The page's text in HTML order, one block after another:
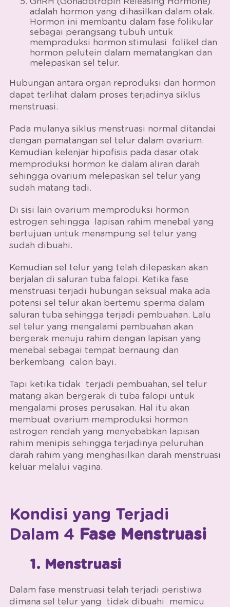
adalah hormon yang dihasilkan dalam otak.
Hormon ini membantu dalam fase folikular
sebagai perangsang tubuh untuk
memproduksi hormon stimulasi folikel dan
hormon pelutein dalam mematangkan dan
melepaskan sel telur.
Hubungan antara organ reproduksi dan hormon
dapat terlihat dalam proses terjadinya siklus
menstruasi .
Pada mulanya siklus menstruasi normal ditandai
dengan pematangan sel telur dalam ovarium.
Kemudian kelenjar hipofisis pada dasar otak
memproduksi hormon ke dalam aliran darah
sehingga ovarium melepaskan sel telur yang
sudah matang tadi.
Di sisi lain ovarium memproduksi hormon
estrogen sehingga lapisan rahim menebal yang
bertujuan untuk menampung sel telur yang
sudah dibuahi.
Kemudian sel telur yang telah dilepaskan akan
berjalan di saluran tuba falopi. Ketika fase
menstruasi terjadi hubungan seksual maka ada
potensi sel telur akan bertemu sperma dalam
saluran tuba sehingga terjadi pembuahan. Lalu
sel telur yang mengalami pembuahan akan
bergerak menuju rahim dengan lapisan yang
menebal sebagai tempat bernaung dan
berkembang calon bayi.
Tapi ketika tidak terjadi pembuahan, sel telur
matang akan bergerak di tuba falopi untuk
mengalami proses perusakan. Hal itu akan
membuat ovarium memproduksi hormon
estrogen rendah yang menyebabkan lapisan
rahim menipis sehingga terjadinya peluruhan
darah rahim yang menghasilkan darah menstruasi
keluar melalui vagina.
Kondisi yang Terjadi
Dalam 4 Fase Menstruasi
1. Menstruasi
Dalam fase menstruasi telah terjadi peristiwa
dimana sel telur yang tidak dibuahi memicu